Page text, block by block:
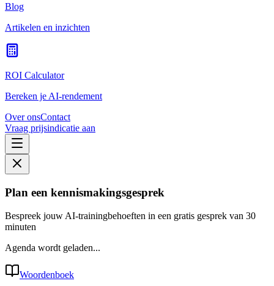
Blog
Artikelen en inzichten
ROI Calculator
Bereken je AI-rendement
Over onsContact
Vraag prijsindicatie aan
Plan een kennismakingsgesprek
Bespreek jouw AI-trainingbehoeften in een gratis gesprek van 30
minuten
Agenda wordt geladen...
Woordenboek